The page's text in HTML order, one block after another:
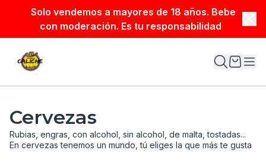
Solo vendemos a mayores de 18 años. Bebe
con moderación. Es tu responsabilidad
Cervezas
Rubias, engras, con alcohol, sin alcohol, de malta, tostadas...
En cervezas tenemos un mundo, tú eliges la que más te gusta